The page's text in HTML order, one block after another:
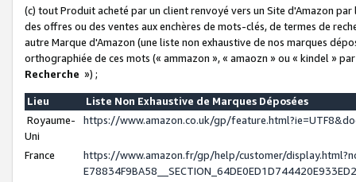
(c) tout Produit acheté par un client renvoyé vers un Site d'Amazon
des offres ou des ventes aux enchères de mots-clés, de termes de
autre Marque d'Amazon (une liste non exhaustive de nos marques
orthographiée de ces mots (« ammazon », « amaozn » ou « kindel »
Recherche ») ;
Lieu
Liste Non Exhaustive de Marques Déposées
Royaume-
Uni
https://www.amazon.co.uk/gp/
France
https://www.amazon.fr/gp/help/customer/